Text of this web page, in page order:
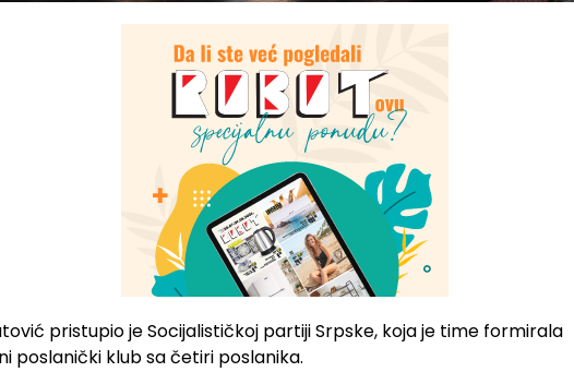
pristupio je Socijalističkoj partiji Srpske, koja je time formirala
poslanički klub sa četiri poslanika.